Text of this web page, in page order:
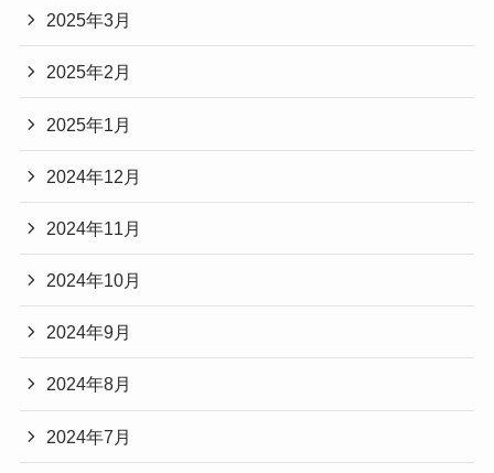
2025年3月
2025年2月
2025年1月
2024年12月
2024年11月
2024年10月
2024年9月
2024年8月
2024年7月